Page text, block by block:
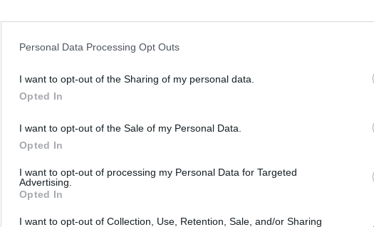
Personal Data Processing Opt Outs
I want to opt-out of the Sharing of my personal data.
Opted In
I want to opt-out of the Sale of my Personal Data.
Opted In
I want to opt-out of processing my Personal Data for Targeted
Advertising.
Opted In
I want to opt-out of Collection, Use, Retention, Sale, and/or Sharing
Festa di Sinistra italiana
Toscana: il programma di
Italiana Toscana che [...]
GKN, i giudici hanno dato